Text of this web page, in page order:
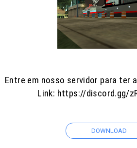
Entre em nosso servidor para ter
Link: https://discord.gg/
DOWNLOAD